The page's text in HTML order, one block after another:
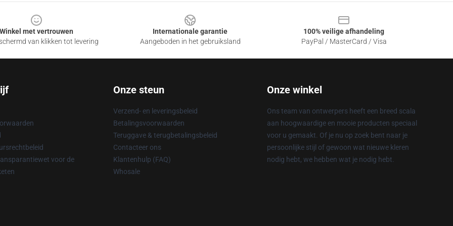
Winkel met vertrouwen
van klikken tot levering
Internationale garantie
Aangeboden in het gebruiksland
100% veilige afhandeling
PayPal / MasterCard / Visa
voor de
Onze steun
Verzend- en leveringsbeleid
Betalingsvoorwaarden
Teruggave & terugbetalingsbeleid
Contacteer ons
Klantenhulp (FAQ)
Whosale
Onze winkel
Ons team van ontwerpers heeft een breed scala
aan hoogwaardige en mooie producten speciaal
voor u gemaakt. Of je nu op zoek bent naar je
persoonlijke stijl of gewoon wat nieuwe kleren
nodig hebt, we hebben wat je nodig hebt.